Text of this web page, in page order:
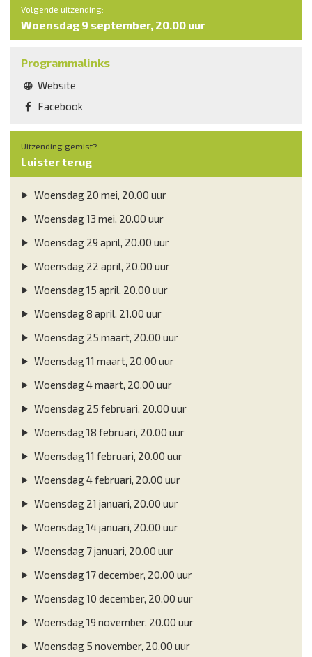
Volgende uitzending:
Woensdag 9 september, 20.00 uur
Programmalinks
Website
Facebook
Uitzending gemist?
Luister terug
Woensdag 20 mei, 20.00 uur
Woensdag 13 mei, 20.00 uur
Woensdag 29 april, 20.00 uur
Woensdag 22 april, 20.00 uur
Woensdag 15 april, 20.00 uur
Woensdag 8 april, 21.00 uur
Woensdag 25 maart, 20.00 uur
Woensdag 11 maart, 20.00 uur
Woensdag 4 maart, 20.00 uur
Woensdag 25 februari, 20.00 uur
Woensdag 18 februari, 20.00 uur
Woensdag 11 februari, 20.00 uur
Woensdag 4 februari, 20.00 uur
Woensdag 21 januari, 20.00 uur
Woensdag 14 januari, 20.00 uur
Woensdag 7 januari, 20.00 uur
Woensdag 17 december, 20.00 uur
Woensdag 10 december, 20.00 uur
Woensdag 19 november, 20.00 uur
Woensdag 5 november, 20.00 uur